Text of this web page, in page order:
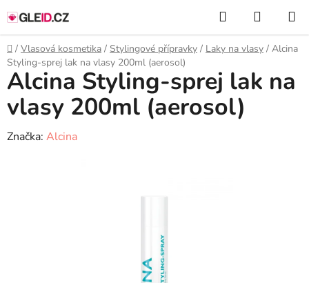
na
obsah
Hledat
KOŠÍK
Domů
/ Vlasová kosmetika / Stylingové přípravky / Laky na vlasy / Alcina
Styling-sprej lak na vlasy 200ml (aerosol)
Alcina Styling-sprej lak na
vlasy 200ml (aerosol)
Značka: Alcina